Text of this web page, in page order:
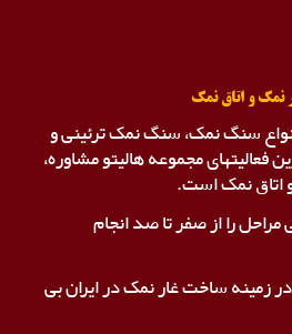
و اتاق نمک
سنگ نمک، سنگ نمک ترئینی و
فعالیتهای مجموعه هالیتو مشاوره،
اتاق نمک است.
مراحل را از صفر تا صد انجام
زمینه ساخت غار نمک در ایران بی